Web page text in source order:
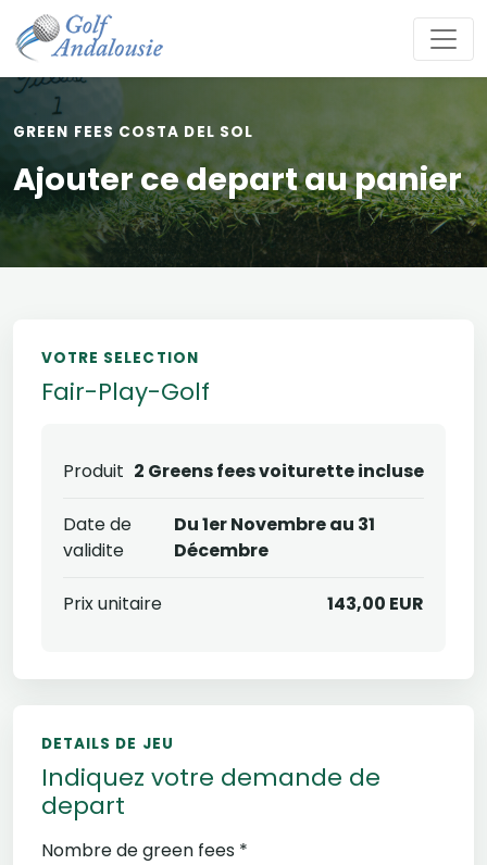
GREEN FEES COSTA DEL SOL
Ajouter ce depart au panier
VOTRE SELECTION
Fair-Play-Golf
Produit 2 Greens fees voiturette incluse
Date de
validite
Du 1er Novembre au 31
Décembre
Prix unitaire 143,00 EUR
DETAILS DE JEU
Indiquez votre demande de
depart
Nombre de green fees *